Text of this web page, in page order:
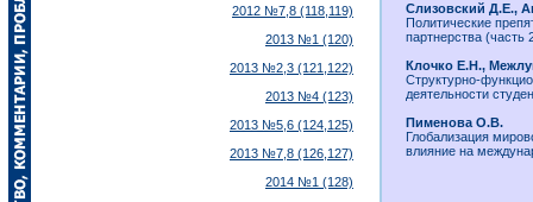
2012 №7,8 (118,119)
2013 №1 (120)
2013 №2,3 (121,122)
2013 №4 (123)
2013 №5,6 (124,125)
2013 №7,8 (126,127)
2014 №1 (128)
Слизовский Д.Е.,
Политические
партнерства (часть
Клочко Е.Н.,
Структурно-
деятельности
Пименова О.В.
Глобализация
влияние на